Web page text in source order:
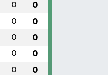
0 0
0 0
0 0
0 0
0 0